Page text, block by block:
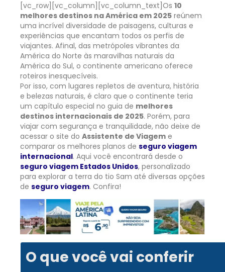
[vc_row][vc_column][vc_column_text] Os 10
melhores destinos na América em 2025 reúnem
uma incrível diversidade de paisagens, culturas e
experiências que encantam todos os perfis de
viajantes. Afinal, das metrópoles vibrantes da
América do Norte às maravilhas naturais da
América do Sul, o continente americano oferece
roteiros inesquecíveis.
Por isso, com lugares repletos de aventura, história
e belezas naturais, é claro que o continente teria
um capítulo especial no guia de melhores
destinos internacionais de 2025. Porém, para
viajar com segurança e tranquilidade, não deixe de
acessar o site do Assistente de Viagem e
comparar os melhores planos de seguro viagem
internacional. Aqui você encontrará desde o
seguro viagem Estados Unidos, personalizado
para explorar a terra do tio Sam até diversas opções
de seguro viagem. Confira!
O que você vai conferir